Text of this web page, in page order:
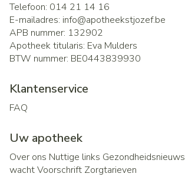
Telefoon: 014 21 14 16
E-mailadres: info@apotheekstjozef.be
APB nummer: 132902
Apotheek titularis: Eva Mulders
BTW nummer: BE0443839930
Klantenservice
FAQ
Uw apotheek
Over ons Nuttige links Gezondheidsnieuws
wachtVoorschrift Zorgtarieven